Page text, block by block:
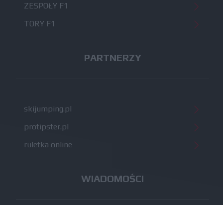
ZESPOŁY F1
TORY F1
PARTNERZY
skijumping.pl
protipster.pl
ruletka online
WIADOMOŚCI